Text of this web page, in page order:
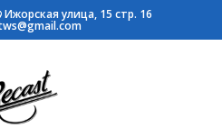
Ижорская улица, 15 стр. 16